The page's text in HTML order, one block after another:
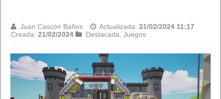
Juan Cascón Baños Actualizada:21/02/2024 11:17
Creada:21/02/2024 Destacada ,Juegos